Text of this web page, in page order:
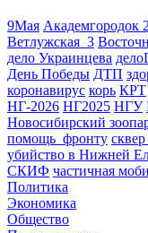
9Мая Академгородок
Ветлужская_3
дело Украинцева
День Победы ДТП
коронавирус корь КРТ
НГ-2026 НГ2025 НГУ
Новосибирский
помощь_фронту
убийство в Нижней
СКИФ частичная
Политика
Экономика
Общество